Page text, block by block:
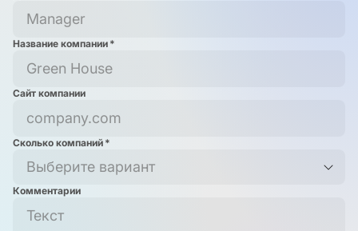
Название компании *
Сайт компании
Сколько компаний *
Выберите вариант
Комментарии